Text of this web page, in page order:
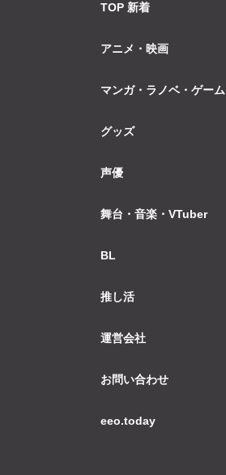
TOP 新着
アニメ・映画
マンガ・ラノベ・ゲーム
グッズ
声優
舞台・音楽・VTuber
BL
推し活
運営会社
お問い合わせ
eeo.today